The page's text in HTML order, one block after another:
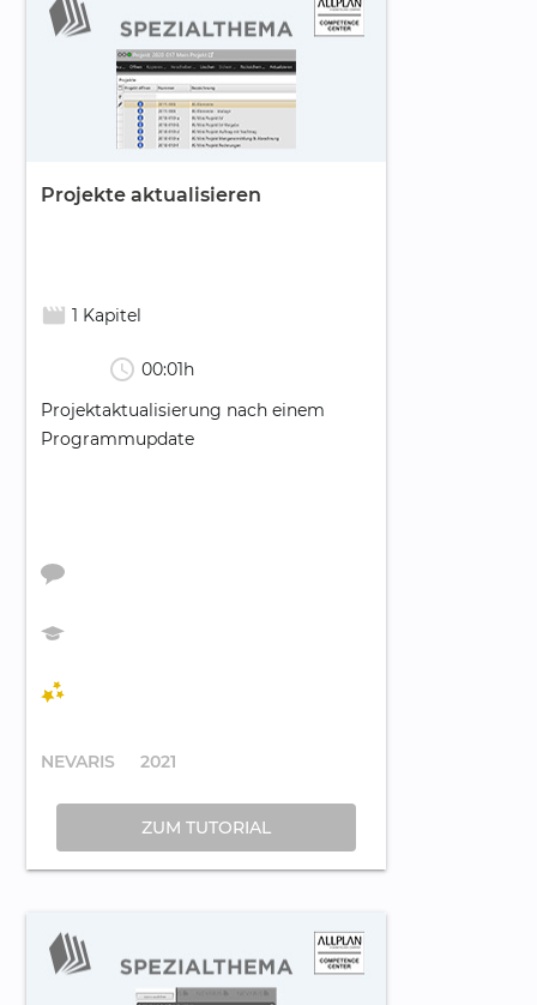
Projekte aktualisieren
movie_creation 1 Kapitel
schedule 00:01h
Projektaktualisierung nach einem
Programmupdate
NEVARIS 2021
ZUM TUTORIAL